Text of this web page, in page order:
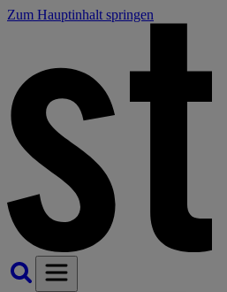
Zum Hauptinhalt springen